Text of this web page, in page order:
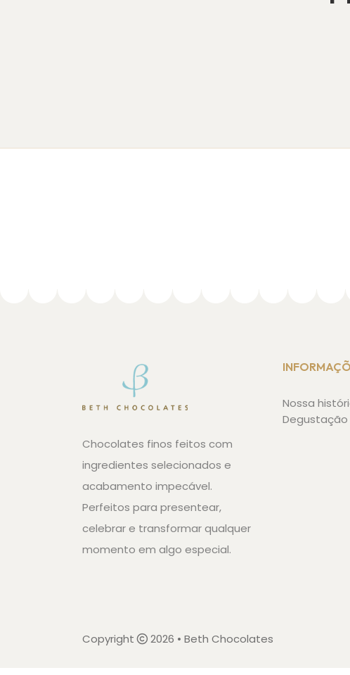
Chocolates finos feitos com
ingredientes selecionados e
acabamento impecável.
Perfeitos para presentear,
celebrar e transformar qualquer
momento em algo especial.
Nossa
Degustação
Copyright 2026 • Beth Chocolates